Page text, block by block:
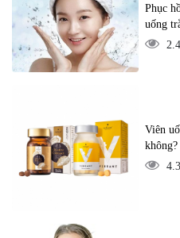
Phục
uống
Viên
không?